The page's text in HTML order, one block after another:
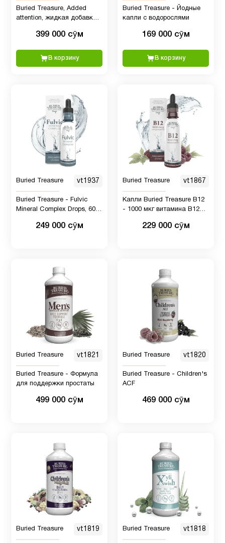
Buried Treasure, Added
attention, жидкая добавка
внимания, 480 ml для детей
399 000 сӯм
В корзину
Buried Treasure - Йодные
капли с водорослями
169 000 сӯм
В корзину
Buried Treasure vt1937
Buried Treasure - Fulvic
Mineral Complex Drops, 60
249 000 сӯм
Buried Treasure vt1867
Капли Buried Treasure B12
- 1000 мкг витамина B12
порцию, 120 порций
229 000 сӯм
Buried Treasure vt1821
Buried Treasure - Формула
для поддержки простаты
499 000 сӯм
Buried Treasure vt1820
Buried Treasure - Children's
ACF
469 000 сӯм
Buried Treasure vt1819 Buried Treasure vt1818